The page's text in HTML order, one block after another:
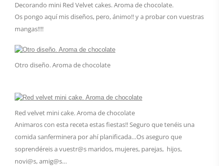
Decorando mini Red Velvet cakes. Aroma de chocolate.
Os pongo aquí mis diseños, pero, ánimo!! y a probar con vuestras
mangas!!!!
Otro diseño. Aroma de chocolate
Red velvet mini cake. Aroma de chocolate
Animaros con esta receta estas fiestas!! Seguro que tenéis una
comida sanferminera por ahí planificada…Os aseguro que
soprendéreis a vuestr@s maridos, mujeres, parejas, hijos,
novi@s, amig@s…